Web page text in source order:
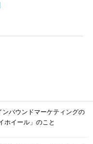
バウンドマーケティングの
ホイール」のこと